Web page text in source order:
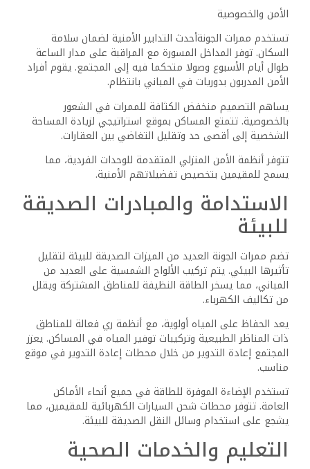
‎تستخدم ممرات الجونةأحدث التدابير الأمنية لضمان سلامة
السكان. توفر المداخل المسورة مع المراقبة على مدار الساعة
طوال أيام الأسبوع وصولا متحكما فيه إلى المجتمع. يقوم أفراد
الأمن المدربون بدوريات في المباني بانتظام.
‎يساهم التصميم منخفض الكثافة للممرات في الشعور
بالخصوصية. تتمتع المساكن بموقع استراتيجي لزيادة المساحة
الشخصية إلى أقصى حد وتقليل التغاضي بين العقارات.
‎تتوفر أنظمة الأمن المنزلي المتقدمة للوحدات الفردية، مما
يسمح للمقيمين بتخصيص تفضيلاتهم الأمنية.
‎الاستدامة والمبادرات الصديقة
للبيئة
‎تضم ممرات الجونة العديد من الميزات الصديقة للبيئة لتقليل
تأثيرها البيئي. يتم تركيب الألواح الشمسية على العديد من
المباني، مما يسخر الطاقة النظيفة للمناطق المشتركة ويقلل
من تكاليف الكهرباء.
يعد الحفاظ على المياه أولوية، مع أنظمة ري فعالة للمناطق
ذات المناظر الطبيعية وتركيبات توفير المياه في المساكن. يعزز
المجتمع إعادة التدوير من خلال محطات إعادة التدوير في موقع
مناسب.
تستخدم الإضاءة الموفرة للطاقة في جميع أنحاء الأماكن
العامة. تتوفر محطات شحن السيارات الكهربائية للمقيمين، مما
يشجع على استخدام وسائل النقل الصديقة للبيئة.
التعليم والخدمات الصحية